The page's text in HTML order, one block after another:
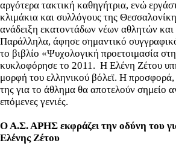
αργότερα τακτική καθηγήτρια, ενώ
κλιμάκια και συλλόγους της
ανάδειξη εκατοντάδων νέων αθλητών και
Παράλληλα, άφησε σημαντικό
το βιβλίο «Ψυχολογική προετοιμασία
κυκλοφόρησε το 2011. Η Ελένη Ζέτου
μορφή του ελληνικού βόλεϊ. Η
της για το άθλημα θα αποτελούν σημείο
επόμενες γενιές.
Ο Α.Σ. ΑΡΗΣ εκφράζει την οδύνη του
Ελένης Ζέτου